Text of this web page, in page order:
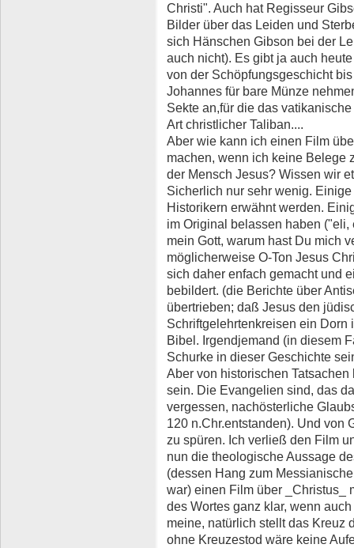
Christi". Auch hat Regisseur
Bilder über das Leiden und
sich Hänschen Gibson bei der
auch nicht). Es gibt ja auch
von der Schöpfungsgeschicht
Johannes für bare Münze
Sekte an,für die das
Art christlicher Taliban....
Aber wie kann ich einen Film
machen, wenn ich keine Belege
der Mensch Jesus? Wissen wir
Sicherlich nur sehr wenig.
Historikern erwähnt werden.
im Original belassen haben
mein Gott, warum hast Du mich
möglicherweise O-Ton Jesus
sich daher enfach gemacht und
bebildert. (die Berichte über
übertrieben; daß Jesus den
Schriftgelehrtenkreisen ein Dorn
Bibel. Irgendjemand (in diesem
Schurke in dieser Geschichte
Aber von historischen
sein. Die Evangelien sind, das
vergessen, nachösterliche
120 n.Chr.entstanden). Und von
zu spüren. Ich verließ den Film
nun die theologische Aussage
(dessen Hang zum
war) einen Film über _Christus_
des Wortes ganz klar, wenn
meine, natürlich stellt das Kreuz
ohne Kreuzestod wäre keine